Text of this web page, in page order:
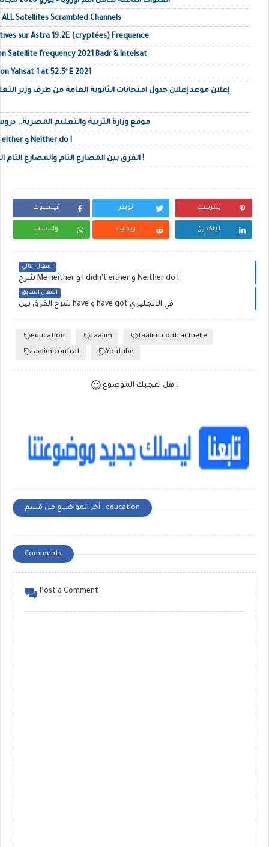
Satellites Scrambled Channels
sur Astra 19.2E (cryptées) Frequence
Satellite frequency 2021 Badr & Intelsat
Yahsat 1 at 52.5º E 2021
إعلان موعد إعلان جدول امتحانات الثانوية العامة من طرف وزير
موقع وزارة التربية والتعليم المصرية..
شرح Me neither و I didn't either و Neither do I
شرح Since و For | الفرق بين المضارع التام والمضارع التام المستمر !
فيسبوك تويتر بنترست
واتساب ريدايت لينكدين
المقال التالي
شرح Me neither و I didn't either و Neither do I
المقال السابق
شرح الفرق بين have و have got في الانجليزي
education taalim
taalim contractuelle
taalim contrat
Youtube
هل اعجبك الموضوع :
أخر المواضيع من قسم : education
Comments
Post a Comment